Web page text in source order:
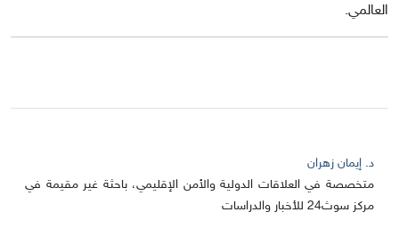
العالمي.
د. إيمان زهران
متخصصة في العلاقات الدولية والأمن الإقليمي، باحثة غير مقيمة في
مركز سوث24 للأخبار والدراسات